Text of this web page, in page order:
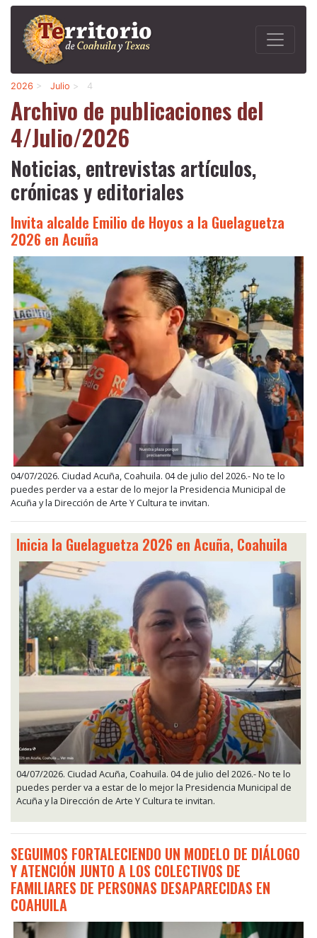
2026 > Julio > 4
Archivo de publicaciones del
4/Julio/2026
Noticias, entrevistas artículos,
crónicas y editoriales
Invita alcalde Emilio de Hoyos a la Guelaguetza
2026 en Acuña
04/07/2026. Ciudad Acuña, Coahuila. 04 de julio del 2026.- No te lo
puedes perder va a estar de lo mejor la Presidencia Municipal de
Acuña y la Dirección de Arte Y Cultura te invitan.
Inicia la Guelaguetza 2026 en Acuña, Coahuila
04/07/2026. Ciudad Acuña, Coahuila. 04 de julio del 2026.- No te lo
puedes perder va a estar de lo mejor la Presidencia Municipal de
Acuña y la Dirección de Arte Y Cultura te invitan.
SEGUIMOS FORTALECIENDO UN MODELO DE DIÁLOGO
Y ATENCIÓN JUNTO A LOS COLECTIVOS DE
FAMILIARES DE PERSONAS DESAPARECIDAS EN
COAHUILA